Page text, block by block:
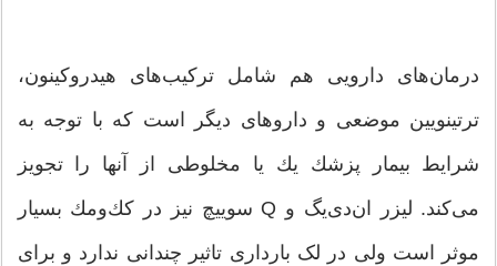
درمان‌های دارویی هم شامل تركیب‌های هیدروكینون،
ترتینویین موضعی و داروهای دیگر است كه با توجه به
شرایط بیمار پزشك یك یا مخلوطی از آنها را تجویز
می‌كند. لیزر ان‌دی‌یگ و Q سوییچ نیز در كك‌ومك بسیار
موثر است ولی در لک بارداری تاثیر چندانی ندارد و برای